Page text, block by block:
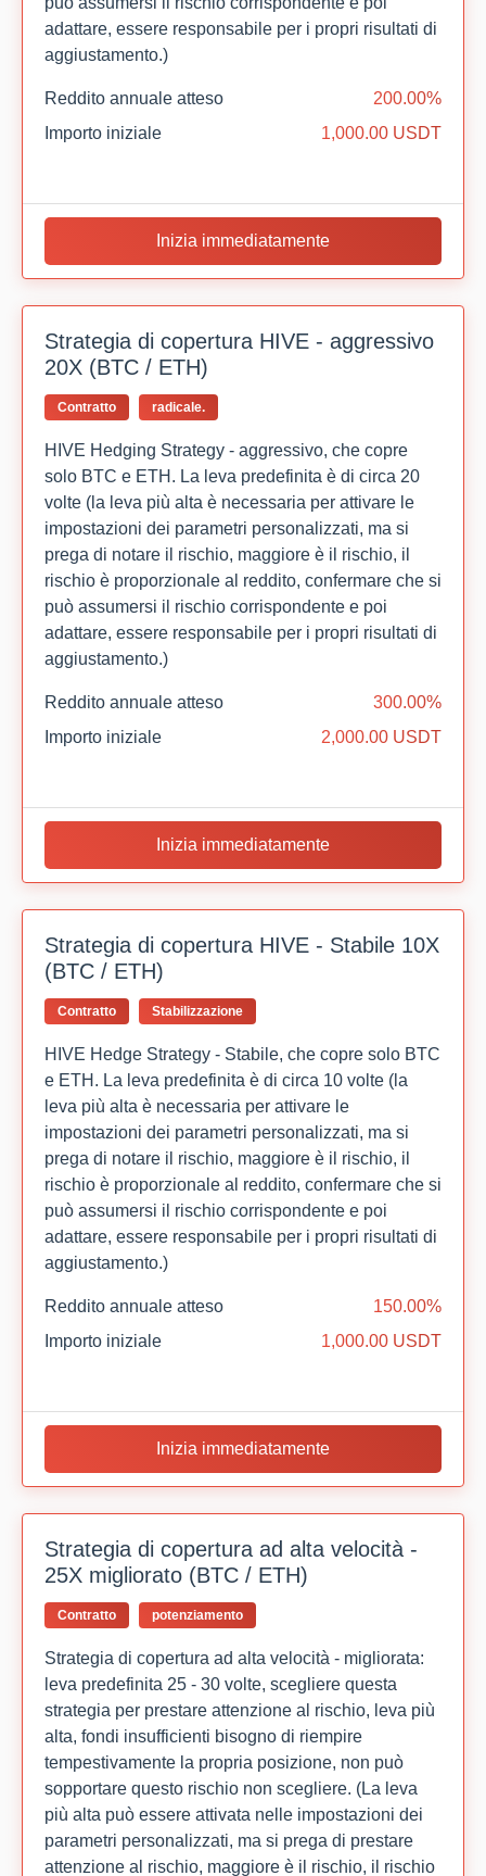
adattare, essere responsabile per i propri risultati di
aggiustamento.)
Reddito annuale atteso
200.00%
Importo iniziale
1,000.00 USDT
Inizia immediatamente
Strategia di copertura HIVE - aggressivo
20X (BTC / ETH)
Contratto radicale.
HIVE Hedging Strategy - aggressivo, che copre
solo BTC e ETH. La leva predefinita è di circa 20
volte (la leva più alta è necessaria per attivare le
impostazioni dei parametri personalizzati, ma si
prega di notare il rischio, maggiore è il rischio, il
rischio è proporzionale al reddito, confermare che si
può assumersi il rischio corrispondente e poi
adattare, essere responsabile per i propri risultati di
aggiustamento.)
Reddito annuale atteso
300.00%
Importo iniziale
2,000.00 USDT
Inizia immediatamente
Strategia di copertura HIVE - Stabile 10X
(BTC / ETH)
Contratto Stabilizzazione
HIVE Hedge Strategy - Stabile, che copre solo BTC
e ETH. La leva predefinita è di circa 10 volte (la
leva più alta è necessaria per attivare le
impostazioni dei parametri personalizzati, ma si
prega di notare il rischio, maggiore è il rischio, il
rischio è proporzionale al reddito, confermare che si
può assumersi il rischio corrispondente e poi
adattare, essere responsabile per i propri risultati di
aggiustamento.)
Reddito annuale atteso
150.00%
Importo iniziale
1,000.00 USDT
Inizia immediatamente
Strategia di copertura ad alta velocità -
25X migliorato (BTC / ETH)
Contratto potenziamento
Strategia di copertura ad alta velocità - migliorata:
leva predefinita 25 - 30 volte, scegliere questa
strategia per prestare attenzione al rischio, leva più
alta, fondi insufficienti bisogno di riempire
tempestivamente la propria posizione, non può
sopportare questo rischio non scegliere. (La leva
più alta può essere attivata nelle impostazioni dei
parametri personalizzati, ma si prega di prestare
attenzione al rischio, maggiore è il rischio, il rischio